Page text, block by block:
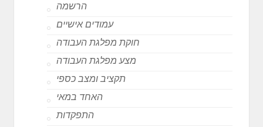
הרשמה
עמודים אישיים
חוקת מפלגת העבודה
מצע מפלגת העבודה
תקציב ומצב כספי
האחד במאי
התפקדות